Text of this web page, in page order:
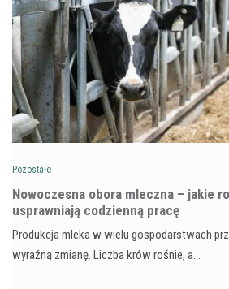
Pozostałe
Nowoczesna obora mleczna – jakie
usprawniają codzienną pracę
Produkcja mleka w wielu gospodarstwach
wyraźną zmianę. Liczba krów rośnie, a…